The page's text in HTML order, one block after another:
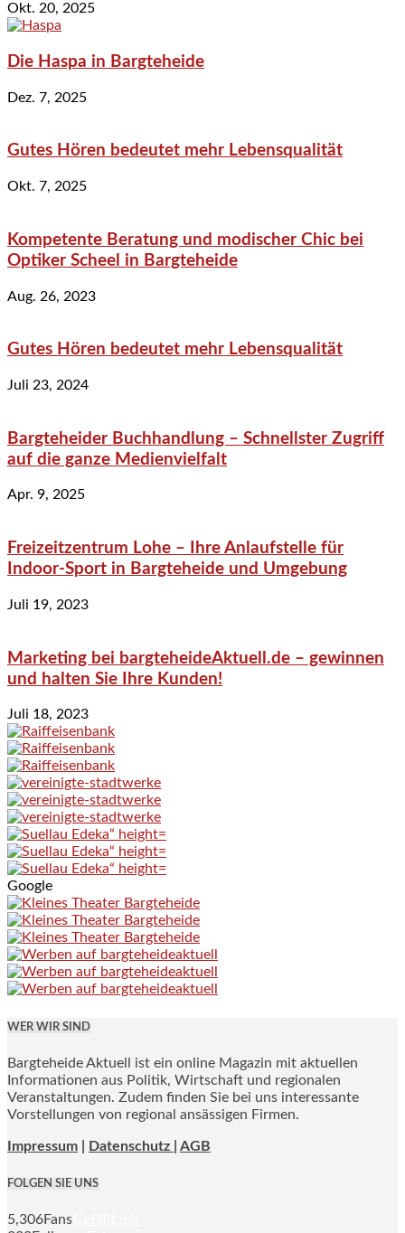
Okt. 20, 2025
Die Haspa in Bargteheide
Dez. 7, 2025
Gutes Hören bedeutet mehr Lebensqualität
Okt. 7, 2025
Kompetente Beratung und modischer Chic bei
Optiker Scheel in Bargteheide
Aug. 26, 2023
Gutes Hören bedeutet mehr Lebensqualität
Juli 23, 2024
Bargteheider Buchhandlung – Schnellster Zugriff
auf die ganze Medienvielfalt
Apr. 9, 2025
Freizeitzentrum Lohe – Ihre Anlaufstelle für
Indoor-Sport in Bargteheide und Umgebung
Juli 19, 2023
Marketing bei bargteheideAktuell.de – gewinnen
und halten Sie Ihre Kunden!
Juli 18, 2023
Google
WER WIR SIND
Bargteheide Aktuell ist ein online Magazin mit aktuellen
Informationen aus Politik, Wirtschaft und regionalen
Veranstaltungen. Zudem finden Sie bei uns interessante
Vorstellungen von regional ansässigen Firmen.
Impressum Datenschutz | AGB
FOLGEN SIE UNS
5,306Fans